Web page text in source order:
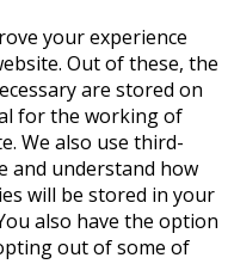
your experience
Out of these, the
are stored on
for the working of
We also use third-
and understand how
will be stored in your
also have the option
out of some of